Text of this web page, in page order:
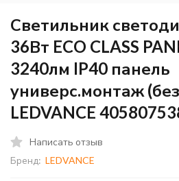
Светильник
36Вт ECO CLASS
3240лм IP40 панель
универс.монтаж
LEDVANCE
Написать отзыв
Бренд: LEDVANCE